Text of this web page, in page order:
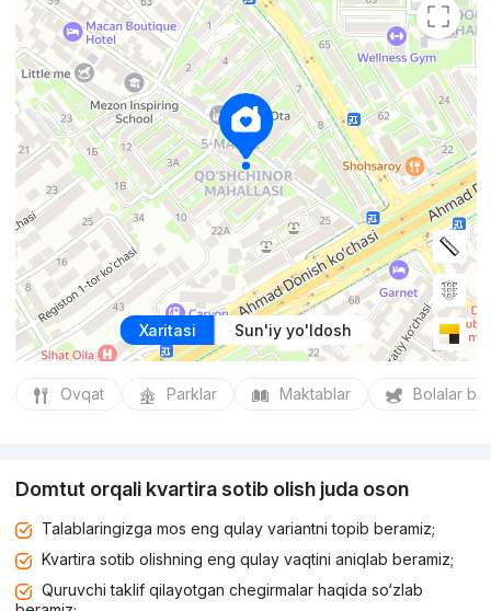
Xaritasi Sun'iy yo'ldosh
Ovqat Parklar Maktablar Bolalar
Domtut orqali kvartira sotib olish juda oson
Talablaringizga mos eng qulay variantni topib beramiz;
Kvartira sotib olishning eng qulay vaqtini aniqlab beramiz;
Quruvchi taklif qilayotgan chegirmalar haqida so‘zlab